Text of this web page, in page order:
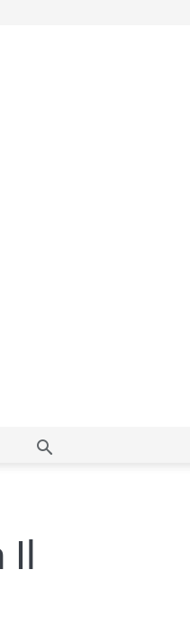
Il